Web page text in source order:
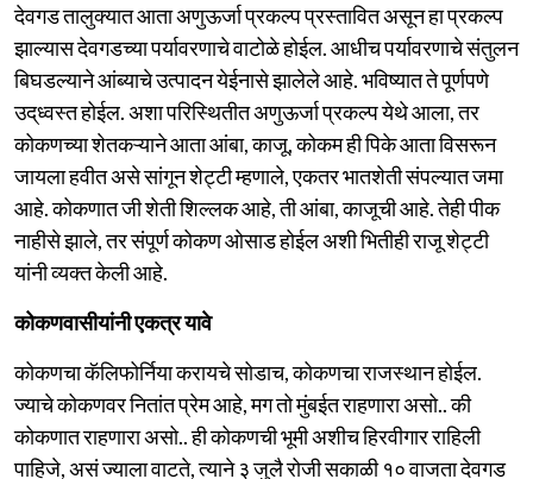
देवगड तालुक्यात आता अणुऊर्जा प्रकल्प प्रस्तावित असून हा प्रकल्प
झाल्यास देवगडच्या पर्यावरणाचे वाटोळे होईल. आधीच पर्यावरणाचे संतुलन
बिघडल्याने आंब्याचे उत्पादन येईनासे झालेले आहे. भविष्यात ते पूर्णपणे
उद‌्ध्वस्त होईल. अशा परिस्थितीत अणुऊर्जा प्रकल्प येथे आला, तर
कोकणच्या शेतकऱ्याने आता आंबा, काजू, कोकम ही पिके आता विसरून
जायला हवीत असे सांगून शेट्टी म्हणाले, एकतर भातशेती संपल्यात जमा
आहे. कोकणात जी शेती शिल्लक आहे, ती आंबा, काजूची आहे. तेही पीक
नाहीसे झाले, तर संपूर्ण कोकण ओसाड होईल अशी भितीही राजू शेट्टी
यांनी व्यक्त केली आहे.
कोकणवासीयांनी एकत्र यावे
कोकणचा कॅलिफोर्निया करायचे सोडाच, कोकणचा राजस्थान होईल.
ज्याचे कोकणवर नितांत प्रेम आहे, मग तो मुंबईत राहणारा असो.. की
कोकणात राहणारा असो.. ही कोकणची भूमी अशीच हिरवीगार राहिली
पाहिजे, असं ज्याला वाटते, त्याने ३ जुलै रोजी सकाळी १० वाजता देवगड